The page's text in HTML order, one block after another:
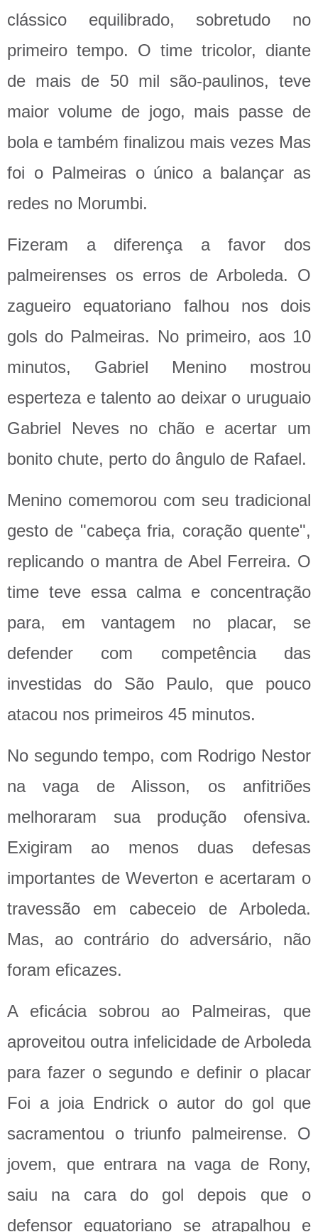
clássico equilibrado, sobretudo no
primeiro tempo. O time tricolor, diante
de mais de 50 mil são-paulinos, teve
maior volume de jogo, mais passe de
bola e também finalizou mais vezes Mas
foi o Palmeiras o único a balançar as
redes no Morumbi.
Fizeram a diferença a favor dos
palmeirenses os erros de Arboleda. O
zagueiro equatoriano falhou nos dois
gols do Palmeiras. No primeiro, aos 10
minutos, Gabriel Menino mostrou
esperteza e talento ao deixar o uruguaio
Gabriel Neves no chão e acertar um
bonito chute, perto do ângulo de Rafael.
Menino comemorou com seu tradicional
gesto de "cabeça fria, coração quente",
replicando o mantra de Abel Ferreira. O
time teve essa calma e concentração
para, em vantagem no placar, se
defender com competência das
investidas do São Paulo, que pouco
atacou nos primeiros 45 minutos.
No segundo tempo, com Rodrigo Nestor
na vaga de Alisson, os anfitriões
melhoraram sua produção ofensiva.
Exigiram ao menos duas defesas
importantes de Weverton e acertaram o
travessão em cabeceio de Arboleda.
Mas, ao contrário do adversário, não
foram eficazes.
A eficácia sobrou ao Palmeiras, que
aproveitou outra infelicidade de Arboleda
para fazer o segundo e definir o placar
Foi a joia Endrick o autor do gol que
sacramentou o triunfo palmeirense. O
jovem, que entrara na vaga de Rony,
saiu na cara do gol depois que o
defensor equatoriano se atrapalhou e